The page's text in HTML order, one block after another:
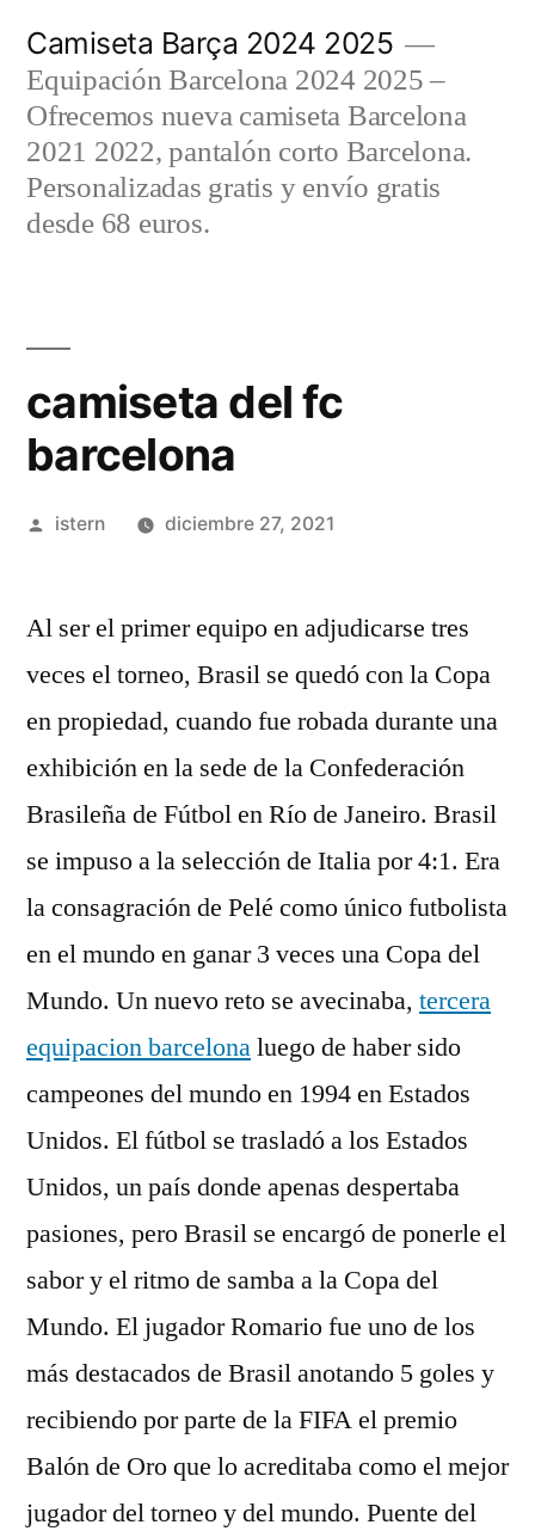
contenido
Camiseta Barça 2024 2025
Equipación Barcelona 2024 2025 –
Ofrecemos nueva camiseta Barcelona
2021 2022, pantalón corto Barcelona.
Personalizadas gratis y envío gratis
desde 68 euros.
camiseta del fc
barcelona
Publicado
istern diciembre 27, 2021
Al ser el primer equipo en adjudicarse tres
veces el torneo, Brasil se quedó con la Copa
en propiedad, cuando fue robada durante una
exhibición en la sede de la Confederación
Brasileña de Fútbol en Río de Janeiro. Brasil
se impuso a la selección de Italia por 4:1. Era
la consagración de Pelé como único futbolista
en el mundo en ganar 3 veces una Copa del
Mundo. Un nuevo reto se avecinaba, tercera
equipacion barcelonaluego de haber sido
campeones del mundo en 1994 en Estados
Unidos. El fútbol se trasladó a los Estados
Unidos, un país donde apenas despertaba
pasiones, pero Brasil se encargó de ponerle el
sabor y el ritmo de samba a la Copa del
Mundo. El jugador Romario fue uno de los
más destacados de Brasil anotando 5 goles y
recibiendo por parte de la FIFA el premio
Balón de Oro que lo acreditaba como el mejor
jugador del torneo y del mundo. Puente del